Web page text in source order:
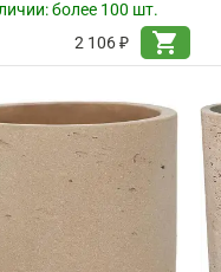
более 100 шт.
2 106 ₽
shopping_cart